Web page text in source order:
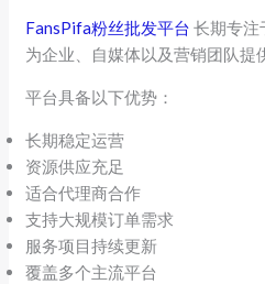
FansPifa粉丝批发平台 长期专注
为企业、自媒体以及营销团队提
平台具备以下优势：
长期稳定运营
资源供应充足
适合代理商合作
支持大规模订单需求
服务项目持续更新
覆盖多个主流平台